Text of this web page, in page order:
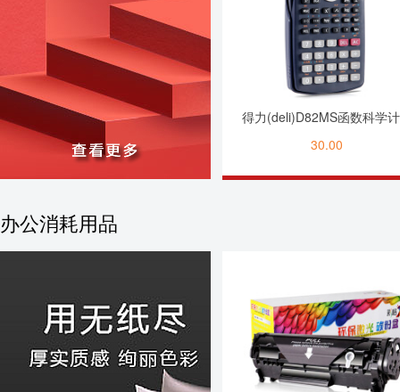
得力(deli)D82MS函数科学
器
30.00
办公消耗用品